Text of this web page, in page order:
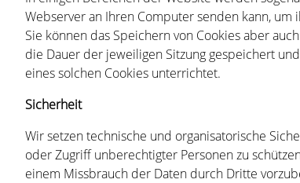
Webserver an Ihren Computer senden kann,
Sie können das Speichern von Cookies aber
die Dauer der jeweiligen Sitzung gespeichert
eines solchen Cookies unterrichtet.
Sicherheit
Wir setzen technische und organisatorische
oder Zugriff unberechtigter Personen zu
einem Missbrauch der Daten durch Dritte